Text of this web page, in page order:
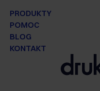
PRODUKTY
POMOC
BLOG
KONTAKT